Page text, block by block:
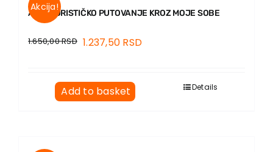
Akcija!
AVANTURISTIČKO PUTOVANJE KROZ MOJE SOBE
1.650,00RSD 1.237,50 RSD
Add to basket Details